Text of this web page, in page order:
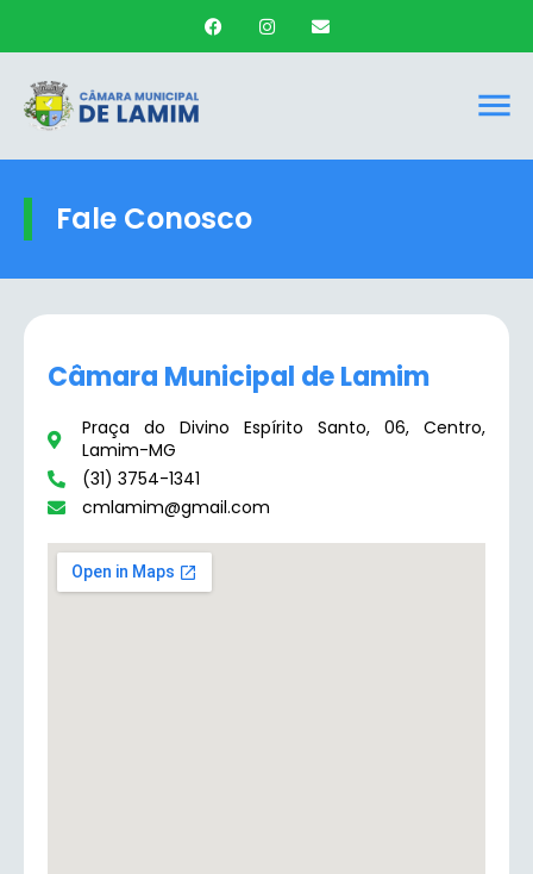
Fale Conosco
Câmara Municipal de Lamim
Praça do Divino Espírito Santo, 06, Centro,
Lamim-MG
(31) 3754-1341
cmlamim@gmail.com